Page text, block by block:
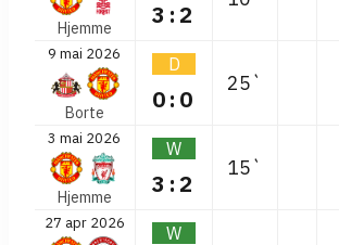
Hjemme 3:2
9 mai 2026
Borte
D
0:0
25`
3 mai 2026
Hjemme
W
3:2
15`
27 apr 2026 W